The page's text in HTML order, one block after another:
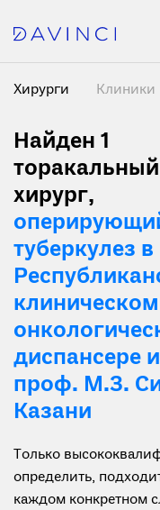
Хирурги Клиники
Найден 1
торакальный
хирург,
туберкулез в
клиническом
диспансере
проф. М.З.
Казани
Только
определить,
каждом конкретном